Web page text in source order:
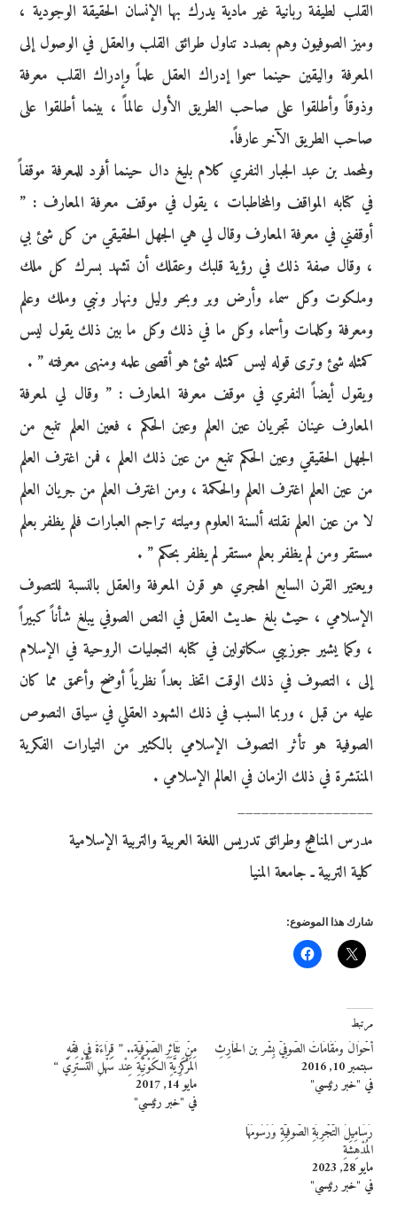
القلب لطيفة ربانية غير مادية يدرك بها الإنسان الحقيقة الوجودية ،
وميز الصوفيون وهم بصدد تناول طرائق القلب والعقل في الوصول إلى
المعرفة واليقين حينما سموا إدراك العقل علماً وإدراك القلب معرفة
وذوقاً وأطلقوا على صاحب الطريق الأول عالماً ، بينما أطلقوا على
صاحب الطريق الآخر عارفاً.
ولمحمد بن عبد الجبار النفري كلام بليغ دال حينما أفرد للمعرفة موقفاً
في كتابه المواقف والمخاطبات ، يقول في موقف معرفة المعارف : ”
أوقفني في معرفة المعارف وقال لي هي الجهل الحقيقي من كل شئ بي
، وقال صفة ذلك في رؤية قلبك وعقلك أن تشهد بسرك كل ملك
وملكوت وكل سماء وأرض وبر وبحر وليل ونهار ونبي وملك وعلم
ومعرفة وكلمات وأسماء وكل ما في ذلك وكل ما بين ذلك يقول ليس
كمثله شئ وترى قوله ليس كمثله شئ هو أقصى علمه ومنهى معرفته ” .
ويقول أيضاً النفري في موقف معرفة المعارف : ” وقال لي لمعرفة
المعارف عينان تجريان عين العلم وعين الحكم ، فعين العلم تنبع من
الجهل الحقيقي وعين الحكم تنبع من عين ذلك العلم ، فمن اغترف العلم
من عين العلم اغترف العلم والحكمة ، ومن اغترف العلم من جريان العلم
لا من عين العلم نقلته ألسنة العلوم وميلته تراجم العبارات فلم يظفر بعلم
مستقر ومن لم يظفر بعلم مستقر لم يظفر بحكم ” .
ويعتير القرن السابع الهجري هو قرن المعرفة والعقل بالنسبة للتصوف
الإسلامي ، حيث بلغ حديث العقل في النص الصوفي يبلغ شأناً كبيراً
، وكما يشير جوزيبي سكاتولين في كتابه التجليات الروحية في الإسلام
إلى ، التصوف في ذلك الوقت اتخذ بعداً نظرياً أوضح وأعمق مما كان
عليه من قبل ، وربما السبب في ذلك الشهود العقلي في سياق النصوص
الصوفية هو تأثر التصوف الإسلامي بالكثير من التيارات الفكرية
المنتشرة في ذلك الزمان في العالم الإسلامي .
_________________
مدرس المناهج وطرائق تدريس اللغة العربية والتربية الإسلامية
كلية التربية ـ جامعة المنيا
شارك هذا الموضوع:
مرتبط
أحْوَالُ ومَقَامَاتُ الصُّوفِيِّ بِشْر بن الحَارِثِ
سبتمبر 10, 2016
في "خبر رئيسي"
مِنْ نَثَائِرِ الصُّوْفِيَّةِ.. ” قِرَاءَةٌ فِي فِقْهِ
المَرْكَزِيَّةِ الكَوْنِيَّةِ عِنْد سَهْلِ التُّسْترِيِّ “
مايو 14, 2017
في "خبر رئيسي"
رَسَامِيلُ التَّجْرِبَةِ الصُّوفِيَّةِ وَرُسُومُهَا
المُدْهِشَةِ
مايو 28, 2023
في "خبر رئيسي"